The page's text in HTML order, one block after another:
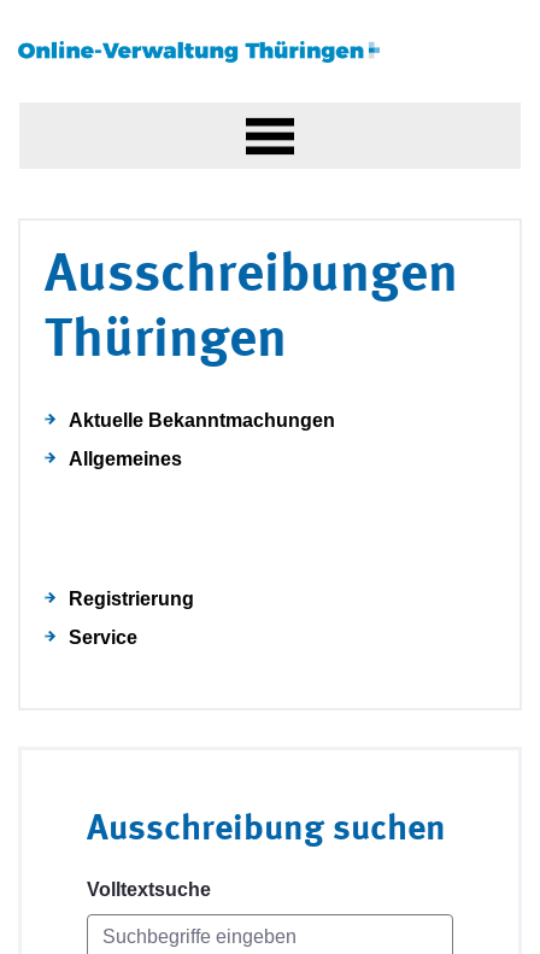
Ausschreibungen
Thüringen
Aktuelle Bekanntmachungen
Allgemeines
Registrierung
Service
Ausschreibung suchen
Volltextsuche